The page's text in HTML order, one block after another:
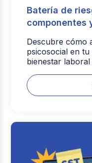
Batería de
componentes
Descubre cómo
psicosocial en
bienestar